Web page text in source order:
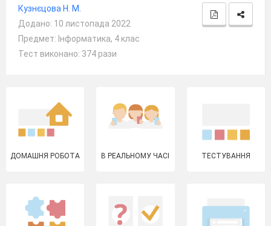
Кузнєцова Н. М.
Додано: 10 листопада 2022
Предмет: Інформатика, 4 клас
Тест виконано: 374 рази
ДОМАШНЯ РОБОТА В РЕАЛЬНОМУ ЧАСІ ТЕСТУВАННЯ